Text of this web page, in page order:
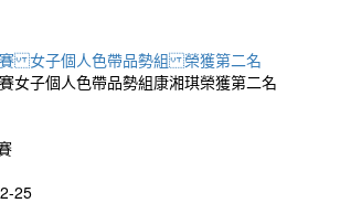
女子個人色帶品勢組 榮獲第二名
女子個人色帶品勢組康湘琪榮獲第二名
25